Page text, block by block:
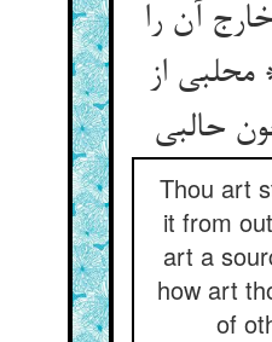
آن را
از
Thou art
it from
art a
how art
of